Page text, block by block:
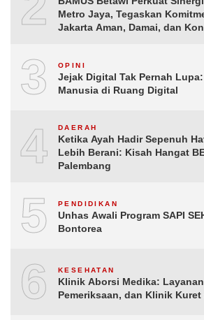
Metro Jaya, Tegaskan
Jakarta Aman, Damai, dan
3 OPINI
Jejak Digital Tak Pernah
Manusia di Ruang Digital
4 DAERAH
Ketika Ayah Hadir Sepenuh
Lebih Berani: Kisah Hangat
Palembang
5 PENDIDIKAN
Unhas Awali Program SAPI
Bontorea
6 KESEHATAN
Klinik Aborsi Medika:
Pemeriksaan, dan Klinik